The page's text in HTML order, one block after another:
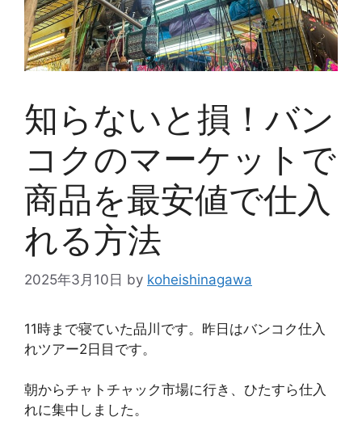
知らないと損！バン
コクのマーケットで
商品を最安値で仕入
れる方法
2025年3月10日 by koheishinagawa
11時まで寝ていた品川です。昨日はバンコク仕入
れツアー2日目です。
朝からチャトチャック市場に行き、ひたすら仕入
れに集中しました。